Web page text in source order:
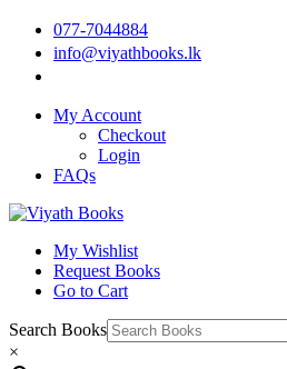
077-7044884
info@viyathbooks.lk
My Account
Checkout
Login
FAQs
My Wishlist
Request Books
Go to Cart
Search Books
×